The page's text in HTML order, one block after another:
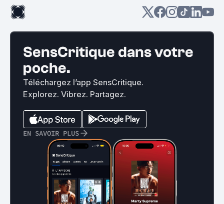
SensCritique dans votre
poche.
Téléchargez l’app SensCritique.
Explorez. Vibrez. Partagez.
EN SAVOIR PLUS